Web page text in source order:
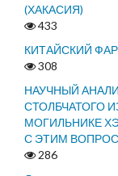
(ХАКАСИЯ)
433
КИТАЙСКИЙ
308
НАУЧНЫЙ
СТОЛБЧАТОГО
МОГИЛЬНИКЕ
С ЭТИМ
286